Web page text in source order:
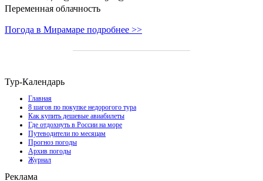
Переменная облачность
Погода в Мирамаре подробнее >>
Тур-Календарь
Главная
8 шагов по покупке недорогого тура
Как купить дешевые авиабилеты
Где отдохнуть в России на море
Путеводители по месяцам
Прогноз погоды
Архив погоды
Журнал
Реклама